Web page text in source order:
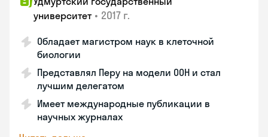
университет • 2017 г.
Обладает магистром наук в клеточной
биологии
Представлял Перу на модели ООН и стал
лучшим делегатом
Имеет международные публикации в
научных журналах